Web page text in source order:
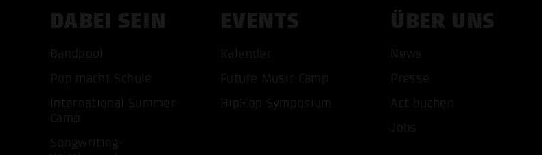
DABEI SEIN
Bandpool
Pop macht Schule
International Summer
Camp
Songwriting-
EVENTS
Kalender
Future Music Camp
HipHop Symposium
ÜBER UNS
News
Presse
Act buchen
Jobs